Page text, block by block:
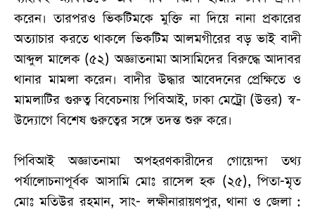
করেন। তারপরও ভিকটিমকে মুক্তি না দিয়ে নানা প্রকারের
অত্যাচার করতে থাকলে ভিকটিম আলমগীরের বড় ভাই বাদী
আব্দুল মালেক (৫২) অজ্ঞাতনামা আসামিদের বিরুদ্ধে আদাবর
থানার মামলা করেন। বাদীর উদ্ধার আবেদনের প্রেক্ষিতে ও
মামলাটির গুরুত্ব বিবেচনায় পিবিআই, ঢাকা মেট্রো (উত্তর) স্ব-
উদ্যোগে বিশেষ গুরুত্বের সঙ্গে তদন্ত শুরু করে।
পিবিআই অজ্ঞাতনামা অপহরণকারীদের গোয়েন্দা তথ্য
পর্যালোচনাপূর্বক আসামি মোঃ রাসেল হক (২৫), পিতা-মৃত
মোঃ মতিউর রহমান, সাং- লক্ষীনারায়ণপুর, থানা ও জেলা :